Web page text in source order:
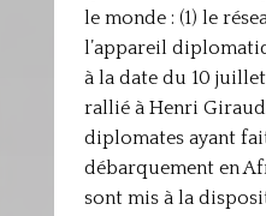
le monde : (1) le
l’appareil
à la date du 10 juillet
rallié à Henri
diplomates ayant
débarquement en
sont mis à la